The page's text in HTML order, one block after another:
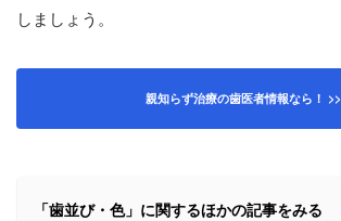
しましょう。
親知らず治療の歯医者情報なら！ >>
「歯並び・色」に関するほかの記事をみる